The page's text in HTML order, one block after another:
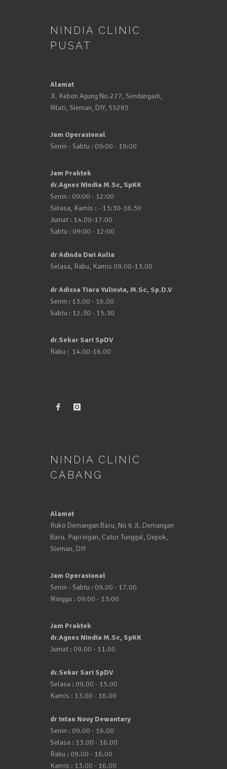
NINDIA CLINIC
PUSAT
Alamat
Jl. Kebon Agung No.277, Sendangadi,
Mlati, Sleman, DIY, 55285
Jam Operasional
Senin - Sabtu : 09:00 - 19:00
Jam Praktek
dr.Agnes Nindia M.Sc, SpKK
Senin : 09:00 - 12:00
Selasa, Kamis : - 13:30-16.30
Jumat : 14.00-17.00
Sabtu : 09:00 - 12:00
dr Adinda Dwi Aulia
Selasa, Rabu, Kamis 09.00-13.00
dr Adissa Tiara Yulinvia, M.Sc, Sp.D.V
Senin : 13.00 - 16.00
Sabtu : 12.30 - 15.30
dr.Sekar Sari SpDV
Rabu : 14.00-16.00
NINDIA CLINIC
CABANG
Alamat
Ruko Demangan Baru, No 6 Jl. Demangan
Baru. Papringan, Catur Tunggal, Depok,
Sleman, DIY
Jam Operasional
Senin - Sabtu : 09.00 - 17.00
Minggu : 09:00 - 13:00
Jam Praktek
dr.Agnes Nindia M.Sc, SpKK
Jumat : 09.00 - 11.00
dr.Sekar Sari SpDV
Selasa : 09.00 - 15.00
Kamis : 13.00 - 16.00
dr Intan Novy Dewantary
Senin : 09.00 - 16.00
Selasa : 13.00 - 16.00
Rabu : 09.00 - 16.00
Kamis : 13.00 - 16.00